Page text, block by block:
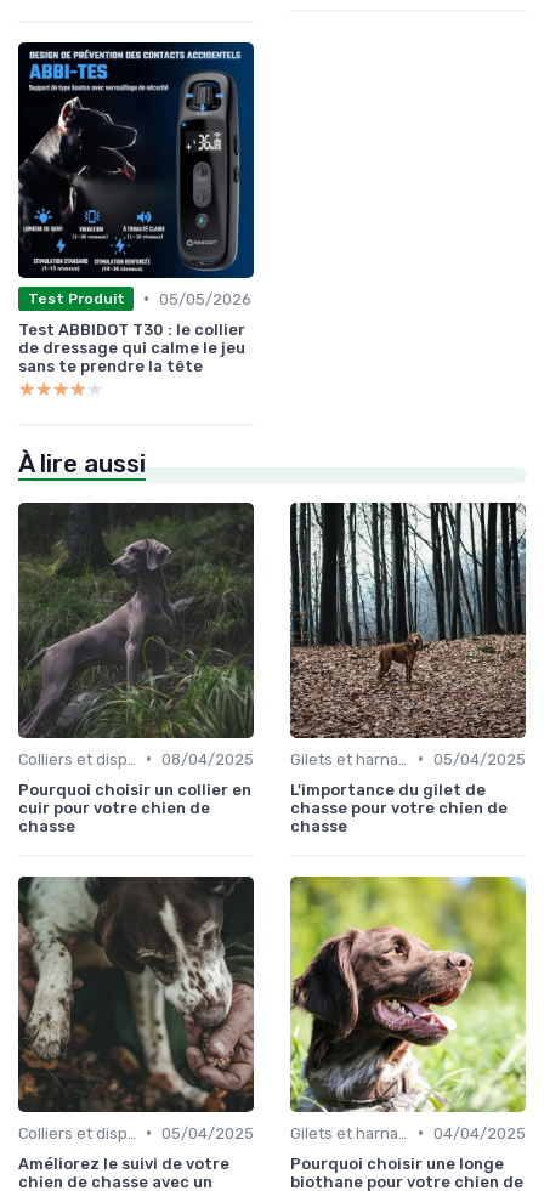
Test Produit • 05/05/2026
Test ABBIDOT T30 : le collier
de dressage qui calme le jeu
sans te prendre la tête
★★★★★
★★★★★
À lire aussi
• 08/04/2025
Pourquoi choisir un collier en
cuir pour votre chien de
chasse
• 05/04/2025
L'importance du gilet de
chasse pour votre chien de
chasse
• 05/04/2025
Améliorez le suivi de votre
chien de chasse avec un
• 04/04/2025
Pourquoi choisir une longe
biothane pour votre chien de